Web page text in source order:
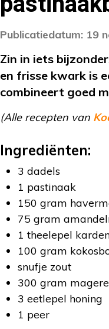
Publicatiedatum: 19
Zin in iets
en frisse kwark is
combineert goed
(Alle recepten van
Ingrediënten:
3 dadels
1 pastinaak
150 gram
75 gram
1 theelepel
100 gram
snufje zout
300 gram
3 eetlepel honing
1 peer